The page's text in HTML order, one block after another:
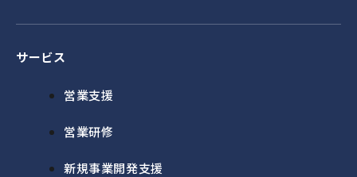
サービス
営業支援
営業研修
新規事業開発支援